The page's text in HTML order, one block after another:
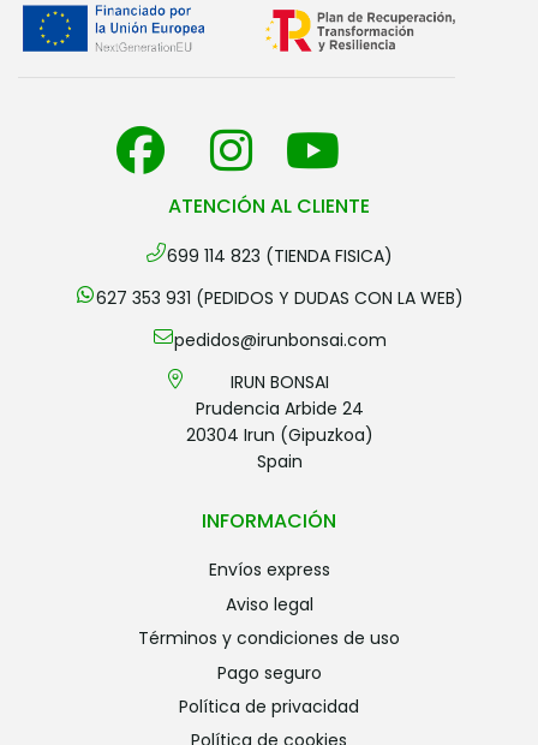
ATENCIÓN AL CLIENTE
699 114 823 (TIENDA FISICA)
627 353 931 (PEDIDOS Y DUDAS CON LA WEB)
pedidos@irunbonsai.com
IRUN BONSAI
Prudencia Arbide 24
20304 Irun (Gipuzkoa)
Spain
INFORMACIÓN
envíos express
aviso legal
términos y condiciones de uso
pago seguro
política de privacidad